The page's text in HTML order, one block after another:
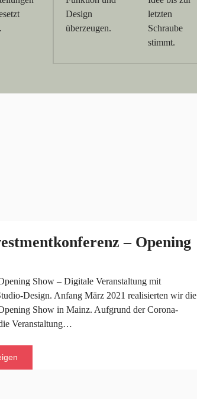
Design
überzeugen.
letzten
Schraube
stimmt.
– Opening
Show – Digitale Veranstaltung mit
Design. Anfang März 2021 realisierten wir die
Show in Mainz. Aufgrund der Corona-
Veranstaltung…